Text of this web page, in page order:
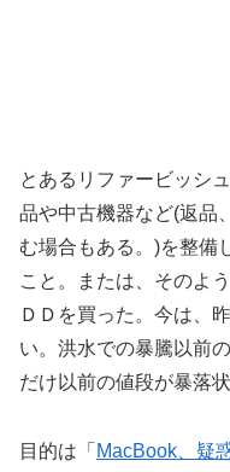
とあるリファービッシ
品や中古機器など(返品
む場合もある。)を整備
こと。または、そのよ
ＤＤを買った。今は、
い。洪水での暴騰以前
だけ以前の値段が暴落
目的は「 MacBook、疑